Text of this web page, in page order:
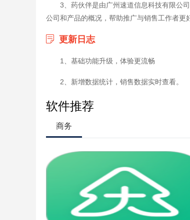
3、药伙伴是由广州速道信息科技有限公
公司和产品的概况，帮助推广与销售工作者
更新日志
1、基础功能升级，体验更流畅
2、新增数据统计，销售数据实时查看。
软件推荐
商务